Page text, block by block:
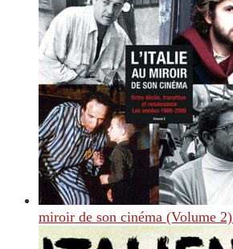
miroir de son cinéma (Volume 2)